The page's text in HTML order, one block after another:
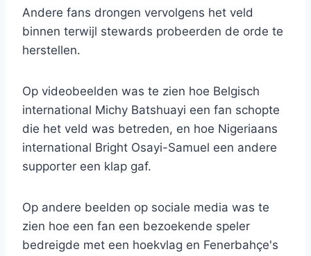
Andere fans drongen vervolgens het veld
binnen terwijl stewards probeerden de orde te
herstellen.
Op videobeelden was te zien hoe Belgisch
international Michy Batshuayi een fan schopte
die het veld was betreden, en hoe Nigeriaans
international Bright Osayi-Samuel een andere
supporter een klap gaf.
Op andere beelden op sociale media was te
zien hoe een fan een bezoekende speler
bedreigde met een hoekvlag en Fenerbahçe's